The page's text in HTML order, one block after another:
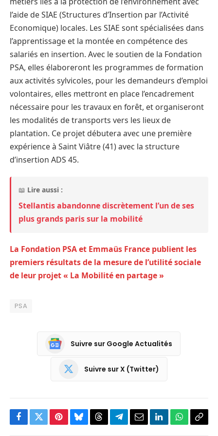
l’aide de SIAE (Structures d’Insertion par l’Activité
Economique) locales. Les SIAE sont spécialisées dans
l’apprentissage et la montée en compétence des
salariés en insertion. Avec le soutien de la Fondation
PSA, elles élaboreront les programmes de formation
aux activités sylvicoles, pour les demandeurs d’emploi
volontaires, elles mettront en place l’encadrement
nécessaire pour les travaux en forêt, et organiseront
les modalités de transports vers les lieux de
plantation. Ce projet débutera avec une première
expérience à Saint Viâtre (41) avec la structure
d’insertion ADS 45.
📖 Lire aussi :
Stellantis abandonne discrètement l’un de ses
plus grands paris sur la mobilité
La Fondation PSA et Emmaüs France publient les
premiers résultats de la mesure de l’utilité sociale
de leur projet « La Mobilité en partage »
PSA
Suivre sur Google Actualités
Suivre sur X (Twitter)
Facebook
TwitterPinterestBlueskyThreadsPartagerEmailLinkedInWhatsApp